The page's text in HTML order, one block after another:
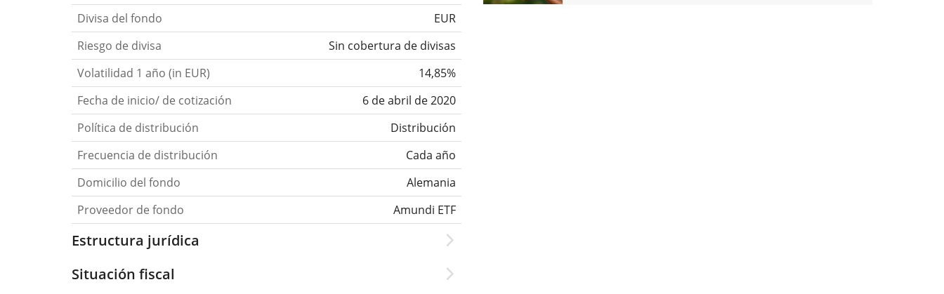
Divisa del fondo
EUR
Riesgo de divisa
Sin cobertura de divisas
Volatilidad 1 año (in EUR)
14,85%
Fecha de inicio/ de cotización
6 de abril de 2020
Política de distribución
Distribución
Frecuencia de distribución
Cada año
Domicilio del fondo
Alemania
Proveedor de fondo
Amundi ETF
Estructura jurídica
Situación fiscal